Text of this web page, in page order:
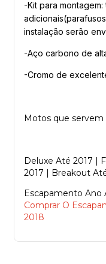
-Kit para
instalação serão
-Aço carbono de
-Cromo de
Motos que
Deluxe Até 2017 |
2017 | Breakout
Escapamento Ano
Comprar O
2018